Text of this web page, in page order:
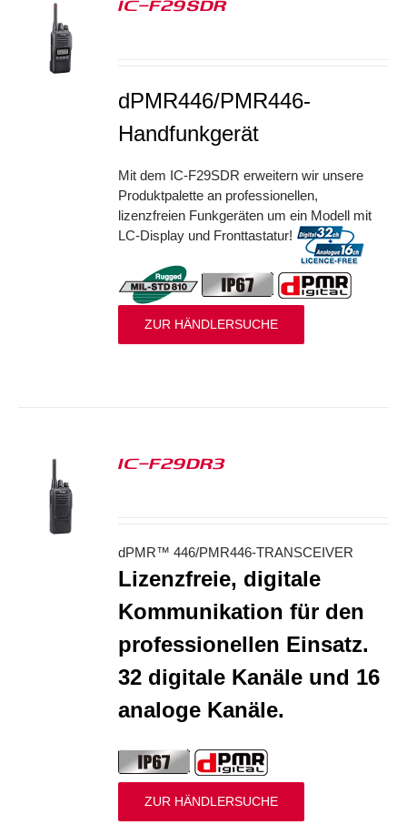
IC-F29SDR
dPMR446/PMR446-
Handfunkgerät
Mit dem IC-F29SDR erweitern wir unsere
Produktpalette an professionellen,
lizenzfreien Funkgeräten um ein Modell mit
LC-Display und Fronttastatur!
ZUR HÄNDLERSUCHE
IC-F29DR3
dPMR™ 446/PMR446-TRANSCEIVER
Lizenzfreie, digitale
Kommunikation für den
professionellen Einsatz.
32 digitale Kanäle und 16
analoge Kanäle.
ZUR HÄNDLERSUCHE